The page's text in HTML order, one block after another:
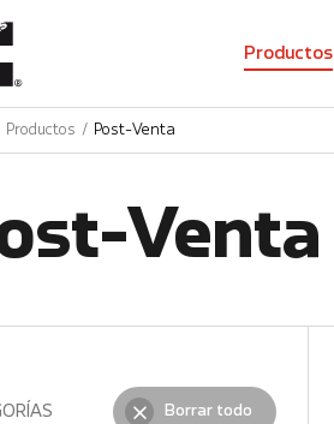
Productos
Productos Post-Venta
Venta
Borrar todo